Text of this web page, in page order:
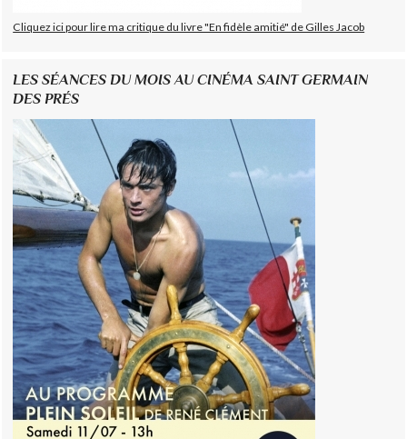
Cliquez ici pour lire ma critique du livre "En fidèle amitié" de Gilles Jacob
LES SÉANCES DU MOIS AU CINÉMA SAINT GERMAIN
DES PRÉS